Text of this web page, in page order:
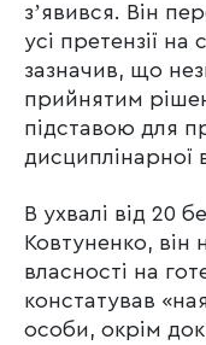
зʼявився. Він
усі претензії
зазначив, що
прийнятим
підставою для
дисциплінарної
В ухвалі від 20
Ковтуненко, він
власності на
констатував
особи, окрім